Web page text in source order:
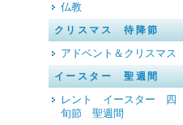
仏教
クリスマス 待降節
アドベント＆クリスマス
イースター 聖週間
レント イースター 四
旬節 聖週間